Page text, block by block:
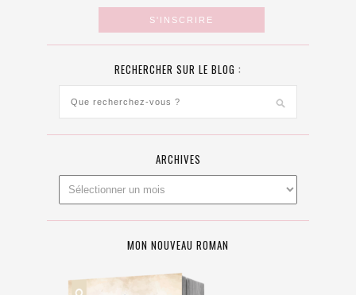
RECHERCHER SUR LE BLOG :
ARCHIVES
MON NOUVEAU ROMAN